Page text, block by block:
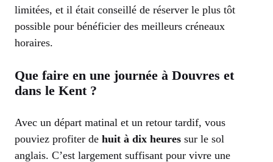
limitées, et il était conseillé de réserver le plus tôt
possible pour bénéficier des meilleurs créneaux
horaires.
Que faire en une journée à Douvres et
dans le Kent ?
Avec un départ matinal et un retour tardif, vous
pouviez profiter de huit à dix heures sur le sol
anglais. C’est largement suffisant pour vivre une